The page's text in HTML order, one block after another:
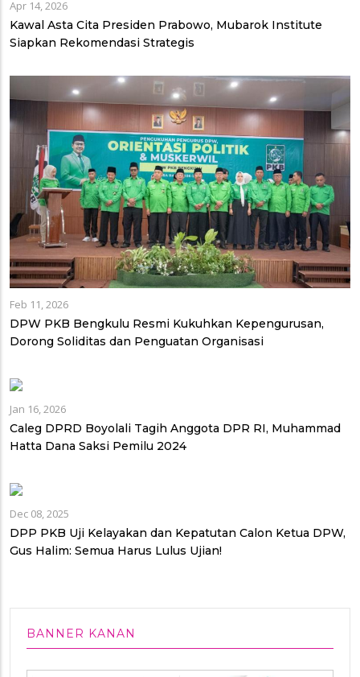
Apr 14, 2026
Kawal Asta Cita Presiden Prabowo, Mubarok Institute
Siapkan Rekomendasi Strategis
Feb 11, 2026
DPW PKB Bengkulu Resmi Kukuhkan Kepengurusan,
Dorong Soliditas dan Penguatan Organisasi
Jan 16, 2026
Caleg DPRD Boyolali Tagih Anggota DPR RI, Muhammad
Hatta Dana Saksi Pemilu 2024
Dec 08, 2025
DPP PKB Uji Kelayakan dan Kepatutan Calon Ketua DPW,
Gus Halim: Semua Harus Lulus Ujian!
BANNER KANAN